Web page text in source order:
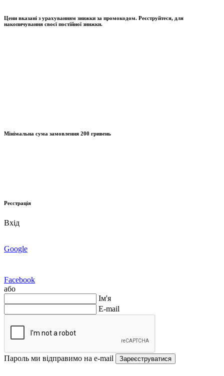
Цени вказані з урахуванням знижки за промокодом. Реєструйтеся, для
накопичування своєї постійної знижки.
Мінімальна сума замовлення 200 гривень
Реєстрація
Вхід
Google
Facebook
або
Ім'я
E-mail
Пароль ми відправимо на e-mail Зареєструватися